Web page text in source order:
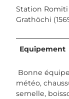
Station Romiti
Grathöchi
Equipement
Bonne
météo,
semelle,